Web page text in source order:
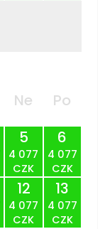
Ne
Po
5
4 077
CZK
6
4 077
CZK
12
4 077
CZK
13
4 077
CZK